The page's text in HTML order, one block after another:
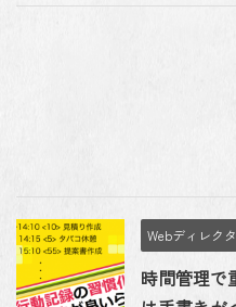
Webディレク
時間管理で